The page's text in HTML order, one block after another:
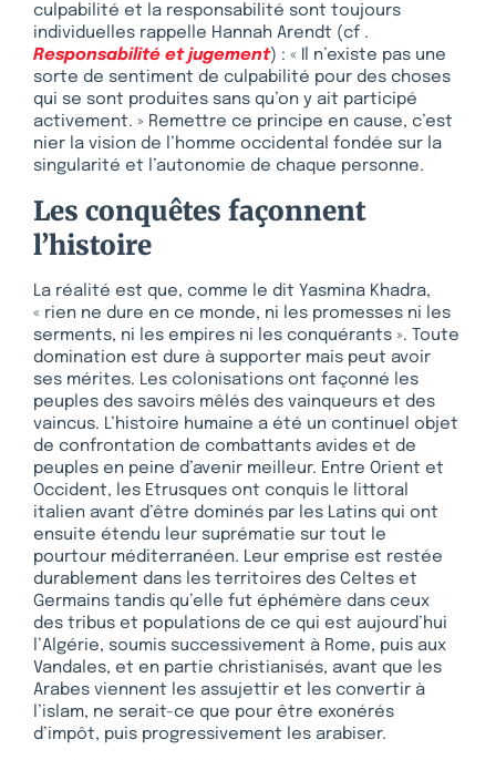
culpabilité et la responsabilité sont toujours
individuelles rappelle Hannah Arendt (cf .
Responsabilité et jugement) : « Il n’existe pas une
sorte de sentiment de culpabilité pour des choses
qui se sont produites sans qu’on y ait participé
activement. » Remettre ce principe en cause, c’est
nier la vision de l’homme occidental fondée sur la
singularité et l’autonomie de chaque personne.
Les conquêtes façonnent
l’histoire
La réalité est que, comme le dit Yasmina Khadra,
« rien ne dure en ce monde, ni les promesses ni les
serments, ni les empires ni les conquérants ». Toute
domination est dure à supporter mais peut avoir
ses mérites. Les colonisations ont façonné les
peuples des savoirs mêlés des vainqueurs et des
vaincus. L’histoire humaine a été un continuel objet
de confrontation de combattants avides et de
peuples en peine d’avenir meilleur. Entre Orient et
Occident, les Etrusques ont conquis le littoral
italien avant d’être dominés par les Latins qui ont
ensuite étendu leur suprématie sur tout le
pourtour méditerranéen. Leur emprise est restée
durablement dans les territoires des Celtes et
Germains tandis qu’elle fut éphémère dans ceux
des tribus et populations de ce qui est aujourd’hui
l’Algérie, soumis successivement à Rome, puis aux
Vandales, et en partie christianisés, avant que les
Arabes viennent les assujettir et les convertir à
l’islam, ne serait-ce que pour être exonérés
d’impôt, puis progressivement les arabiser.